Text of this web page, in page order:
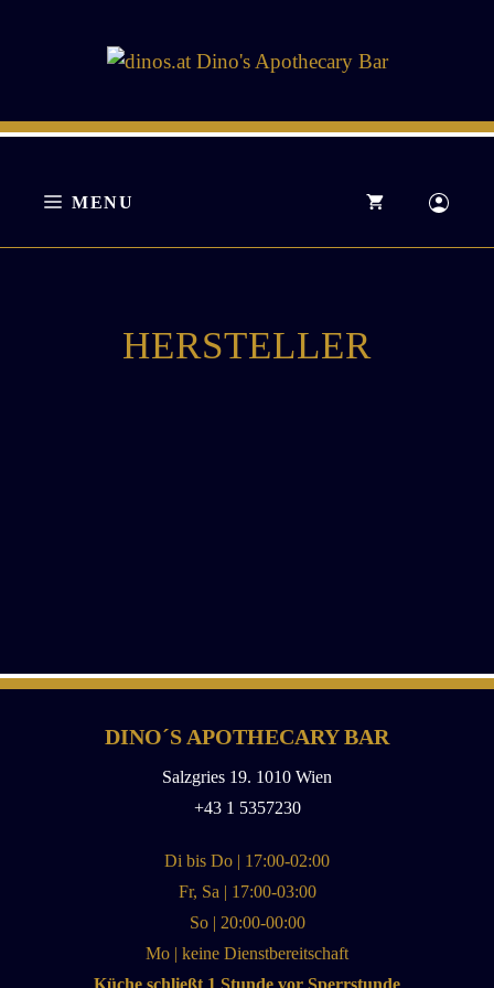
MENU
HERSTELLER
DINO´S APOTHECARY BAR
Salzgries 19. 1010 Wien
+43 1 5357230
Di bis Do | 17:00-02:00
Fr, Sa | 17:00-03:00
So | 20:00-00:00
Mo | keine Dienstbereitschaft
Küche schließt 1 Stunde vor Sperrstunde